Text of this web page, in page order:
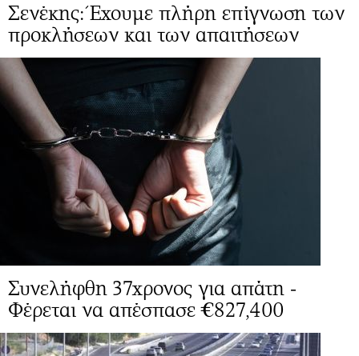
Σενέκης: Έχουμε πλήρη επίγνωση των
προκλήσεων και των απαιτήσεων
Συνελήφθη 37χρονος για απάτη -
Φέρεται να απέσπασε €827,400